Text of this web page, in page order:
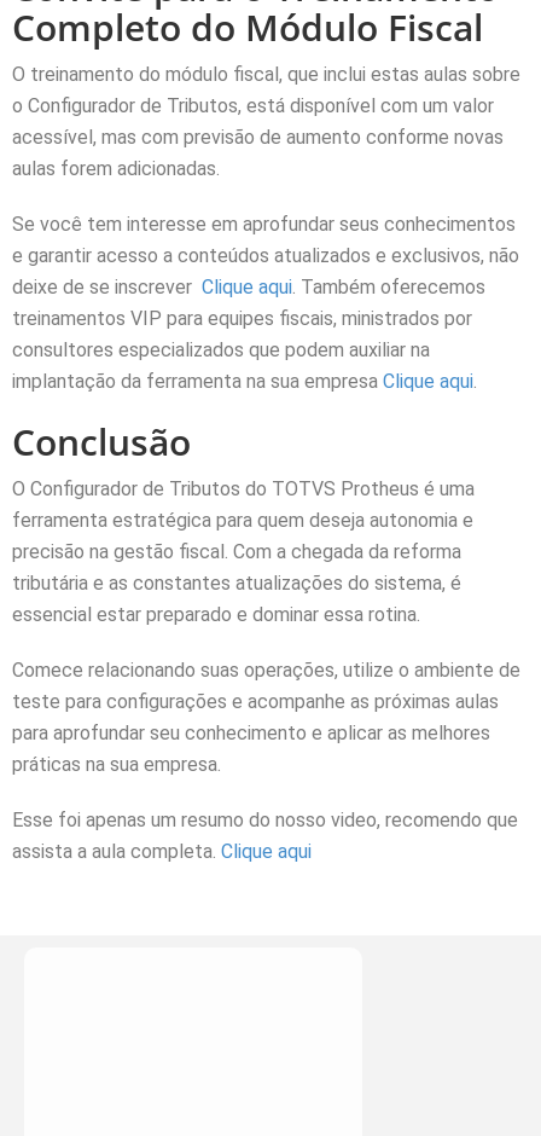
Completo do Módulo Fiscal
O treinamento do módulo fiscal, que inclui estas aulas sobre
o Configurador de Tributos, está disponível com um valor
acessível, mas com previsão de aumento conforme novas
aulas forem adicionadas.
Se você tem interesse em aprofundar seus conhecimentos
e garantir acesso a conteúdos atualizados e exclusivos, não
deixe de se inscrever Clique aqui . Também oferecemos
treinamentos VIP para equipes fiscais, ministrados por
consultores especializados que podem auxiliar na
implantação da ferramenta na sua empresa Clique aqui
Conclusão
O Configurador de Tributos do TOTVS Protheus é uma
ferramenta estratégica para quem deseja autonomia e
precisão na gestão fiscal. Com a chegada da reforma
tributária e as constantes atualizações do sistema, é
essencial estar preparado e dominar essa rotina.
Comece relacionando suas operações, utilize o ambiente de
teste para configurações e acompanhe as próximas aulas
para aprofundar seu conhecimento e aplicar as melhores
práticas na sua empresa.
Esse foi apenas um resumo do nosso video, recomendo que
assista a aula completa. Clique aqui